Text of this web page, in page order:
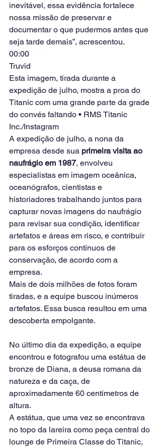
inevitável, essa evidência fortalece
nossa missão de preservar e
documentar o que pudermos antes que
seja tarde demais”, acrescentou.
00:00
Truvid
Esta imagem, tirada durante a
expedição de julho, mostra a proa do
Titanic com uma grande parte da grade
do convés faltando • RMS Titanic
Inc./Instagram
A expedição de julho, a nona da
empresa desde sua primeira visita ao
naufrágio em 1987, envolveu
especialistas em imagem oceânica,
oceanógrafos, cientistas e
historiadores trabalhando juntos para
capturar novas imagens do naufrágio
para revisar sua condição, identificar
artefatos e áreas em risco, e contribuir
para os esforços contínuos de
conservação, de acordo com a
empresa.
Mais de dois milhões de fotos foram
tiradas, e a equipe buscou inúmeros
artefatos. Essa busca resultou em uma
descoberta empolgante.
No último dia da expedição, a equipe
encontrou e fotografou uma estátua de
bronze de Diana, a deusa romana da
natureza e da caça, de
aproximadamente 60 centímetros de
altura.
A estátua, que uma vez se encontrava
no topo da lareira como peça central do
lounge de Primeira Classe do Titanic,